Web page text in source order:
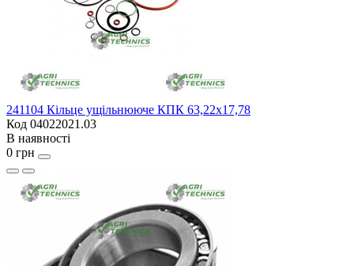
241104 Кільце ущільнююче КПК 63,22x17,78
Код 04022021.03
В наявності
0 грн